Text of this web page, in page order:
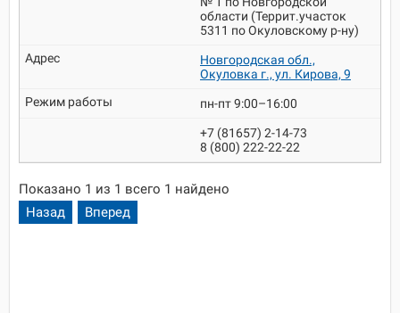
области (Террит.участок
5311 по Окуловскому р-ну)
Новгородская обл.,
Окуловка г., ул. Кирова, 9
пн-пт 9:00–16:00
+7 (81657) 2-14-73
8 (800) 222-22-22
Показано 1 из 1 всего 1 найдено
Назад
Вперед